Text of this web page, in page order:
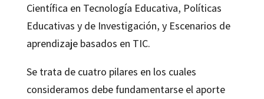
Científica en Tecnología Educativa, Políticas
Educativas y de Investigación, y Escenarios de
aprendizaje basados en TIC.
Se trata de cuatro pilares en los cuales
consideramos debe fundamentarse el aporte